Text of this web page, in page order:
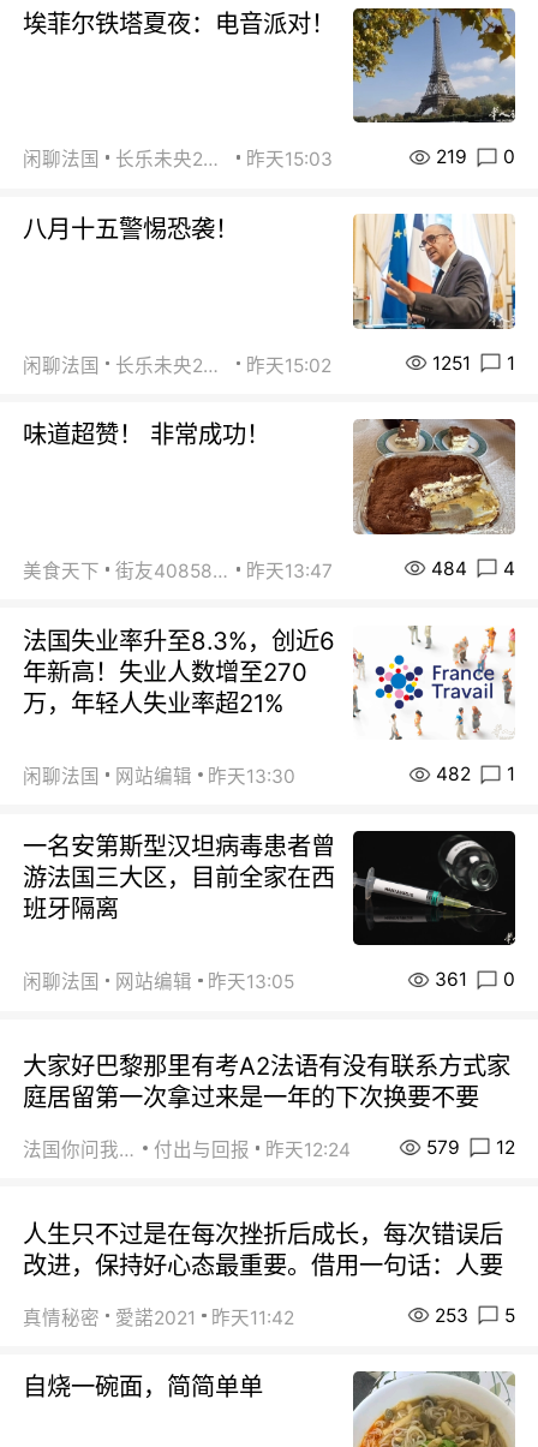
埃菲尔铁塔夏夜：电音派对！
闲聊法国 长乐未央2015 昨天15:03 219 0
八月十五警惕恐袭！
闲聊法国 长乐未央2015 昨天15:02 1251 1
味道超赞！ 非常成功！
美食天下 街友40858442 昨天13:47 484 4
法国失业率升至8.3%，创近6
年新高！失业人数增至270
万，年轻人失业率超21%
闲聊法国 网站编辑 昨天13:30 482 1
一名安第斯型汉坦病毒患者曾
游法国三大区，目前全家在西
班牙隔离
闲聊法国 网站编辑 昨天13:05 361 0
大家好巴黎那里有考A2法语有没有联系方式家
庭居留第一次拿过来是一年的下次换要不要
法国你问我答 付出与回报 昨天12:24 579 12
人生只不过是在每次挫折后成长，每次错误后
改进，保持好心态最重要。借用一句话：人要
真情秘密 愛諾2021 昨天11:42 253 5
自烧一碗面，简简单单